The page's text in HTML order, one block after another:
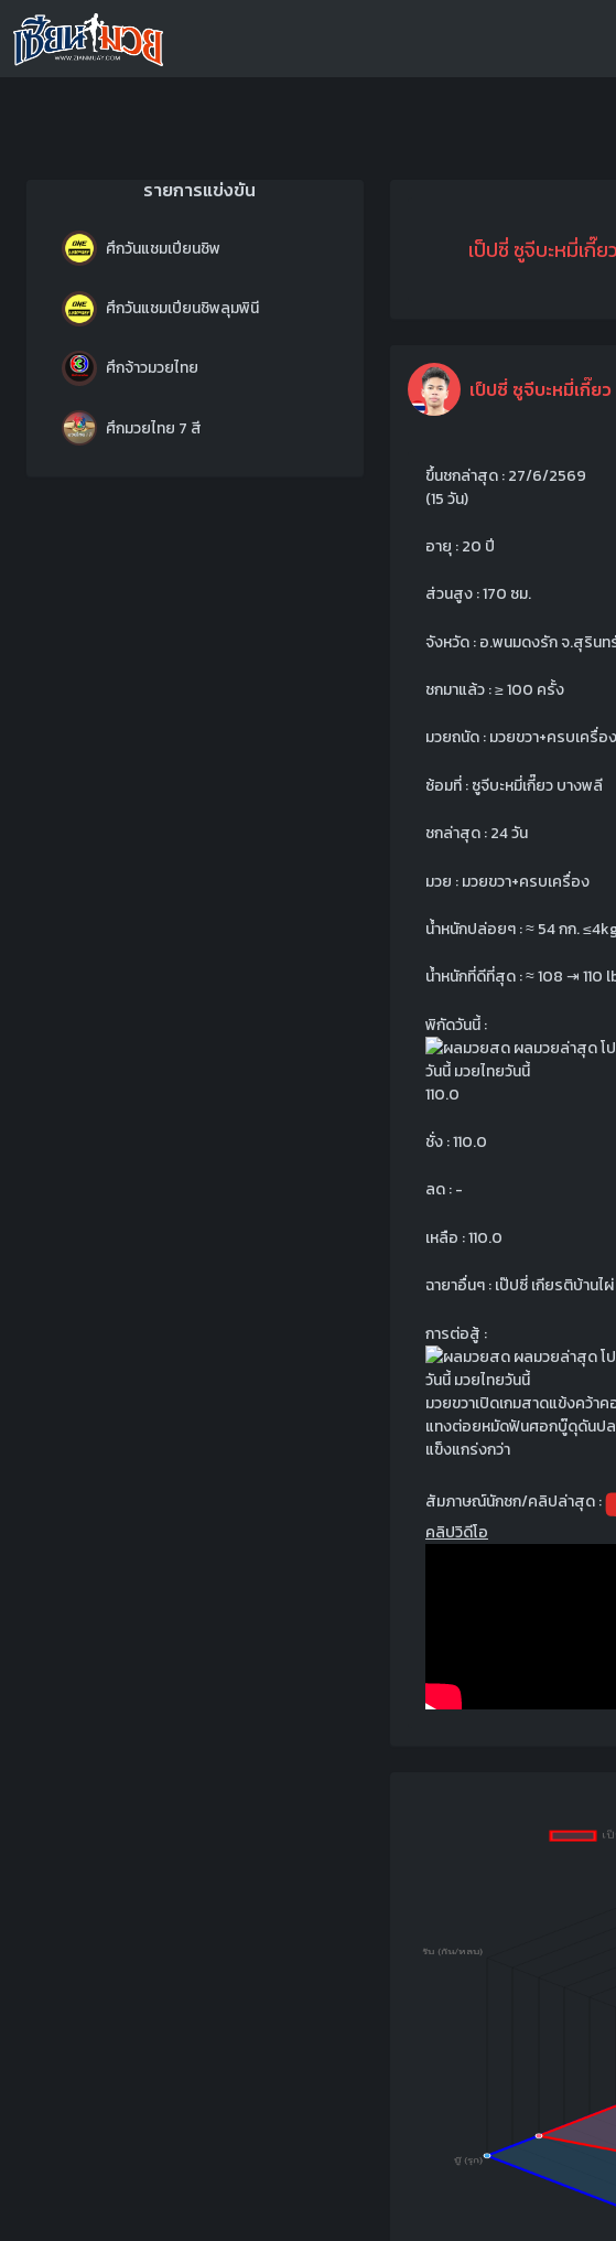
รายการแข่งขัน
ศึกวันแชมเปียนชิพ
ศึกวันแชมเปียนชิพลุมพินี
ศึกจ้าวมวยไทย
ศึกมวยไทย 7 สี
เป็ปซี่ ซูจีบะหมี่เกี๊ยว
เป็ปซี่ ซูจีบะหมี่เกี๊ยว
ขึ้นชกล่าสุด : 27/6/2569
(15 วัน)
อายุ : 20 ปี
ส่วนสูง : 170 ซม.
จังหวัด : อ.พนมดงรัก จ.สุรินท
ชกมาแล้ว :≥100 ครั้ง
มวยถนัด : มวยขวา+ครบเครื่อง
ซ้อมที่ : ซูจีบะหมี่เกี๊ยว บางพลี
ชกล่าสุด : 24 วัน
มวย : มวยขวา+ครบเครื่อง
น้ำหนักปล่อยๆ :≈54 กก.≤
น้ำหนักที่ดีที่สุด :≈108⇥110
พิกัดวันนี้ :
110.0
ชั่ง : 110.0
ลด : -
เหลือ : 110.0
ฉายาอื่นๆ : เป๊ปซี่ เกียรติบ้านไผ่
การต่อสู้ :
มวยขวาเปิดเกมสาดแข้งคว้าค
แทงต่อยหมัดฟันศอกบู๊ดุดันป
แข็งแกร่งกว่า
สัมภาษณ์นักชก/คลิปล่าสุด :
คลิปวิดีโอ